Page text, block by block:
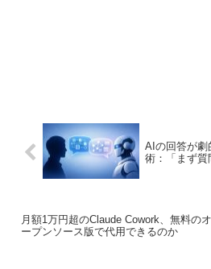
AIの回答が劇
術：「まず質
月額1万円超のClaude Cowork、無料のオ
ープンソース版で代用できるのか